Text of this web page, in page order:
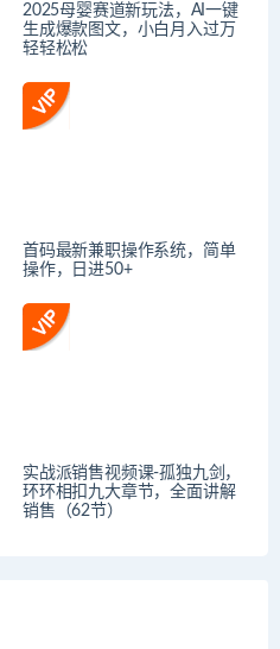
2025母婴赛道新玩法，AI一键
生成爆款图文，小白月入过万
轻轻松松
首码最新兼职操作系统，简单
操作，日进50+
实战派销售视频课-孤独九剑，
环环相扣九大章节，全面讲解
销售（62节）